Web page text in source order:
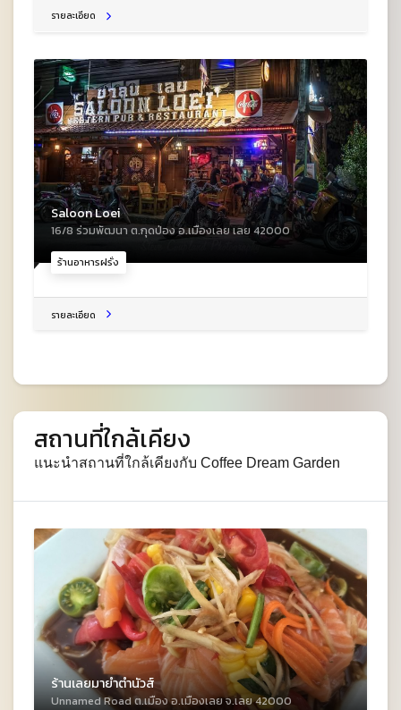
รายละเอียด
ร้านอาหารฝรั่ง
Saloon Loei
16/8 ร่วมพัฒนา ต.กุดป่อง อ.เมืองเลย เลย 42000
รายละเอียด
สถานที่ใกล้เคียง
แนะนำสถานที่ใกล้เคียงกับ Coffee Dream Garden
ร้านเลยมายำตำนัวส์
Unnamed Road ต.เมือง อ.เมืองเลย จ.เลย 42000